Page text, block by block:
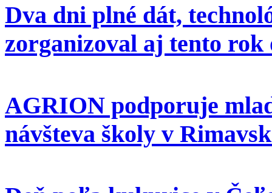
Dva dni plné dát,
zorganizoval aj tento
AGRION podporuje
návšteva školy v